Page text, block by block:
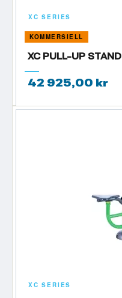
XC SERIES
KOMMERSIELL
XC PULL-UP STAND
42 925,00 kr
XC SERIES